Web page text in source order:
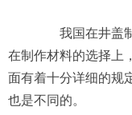
我国在井盖制
在制作材料的选择上
面有着十分详细的规
也是不同的。